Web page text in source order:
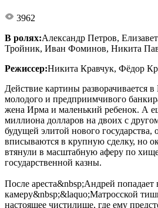
3962
В ролях:Александр Петров,
Тройник, Иван Фоминов, Никита
Режиссер:Никита Кравчук, Фёдор
Действие картины разворачивается
молодого и предприимчивого
жена Ирма и маленький ребенок. А
миллиона долларов на двоих с
будущей элитой нового государства,
вписываются в крупную сделку, но
втянули в масштабную аферу по
государственной казны.
После ареста&nbsp;Андрей
камеру&nbsp;&laquo;Матросской
настоящее чистилище, где ему